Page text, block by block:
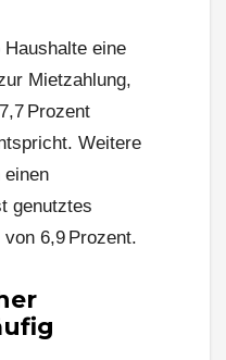
eine
Mietzahlung,
Prozent
Weitere
einen
genutztes
6,9 Prozent.